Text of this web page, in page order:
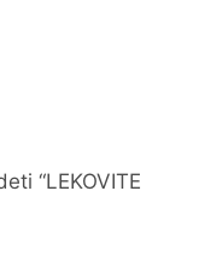
“LEKOVITE